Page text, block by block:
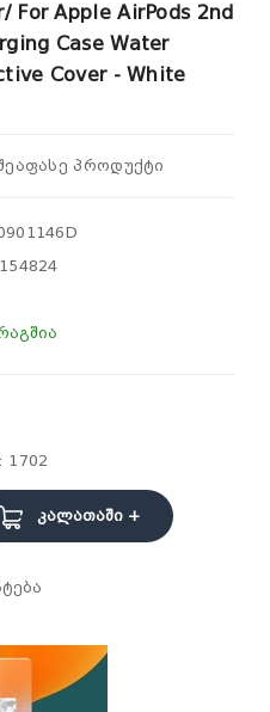
For Apple AirPods 2nd
Case Water
Cover - White
Პროდუქტი
1702
Კალათაში +